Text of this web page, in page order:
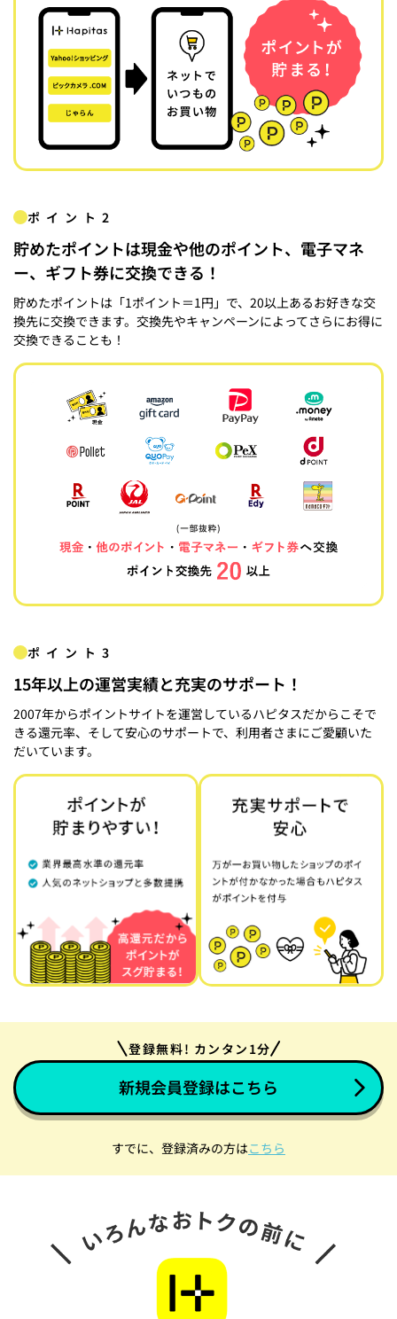
ポイント2
貯めたポイントは現金や他のポイント、電子マネ
ー、ギフト券に交換できる！
貯めたポイントは「1ポイント＝1円」で、20以上あるお好きな交
換先に交換できます。交換先やキャンペーンによってさらにお得に
交換できることも！
ポイント3
15年以上の運営実績と充実のサポート！
2007年からポイントサイトを運営しているハピタスだからこそで
きる還元率、そして安心のサポートで、利用者さまにご愛顧いた
だいています。
登録無料! カンタン1分
新規会員登録はこちら
すでに、登録済みの方はこちら